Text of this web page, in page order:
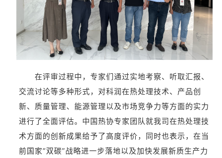
在评审过程中，专家们通过实地考察、听取汇报、
交流讨论等多种形式，对科润在热处理技术、产品创
新、质量管理、能源管理以及市场竞争力等方面的实力
进行了全面评估。中国热协专家团队就我司在热处理技
术方面的创新成果给予了高度评价，同时也表示，在当
前国家“双碳”战略进一步落地以及加快发展新质生产力